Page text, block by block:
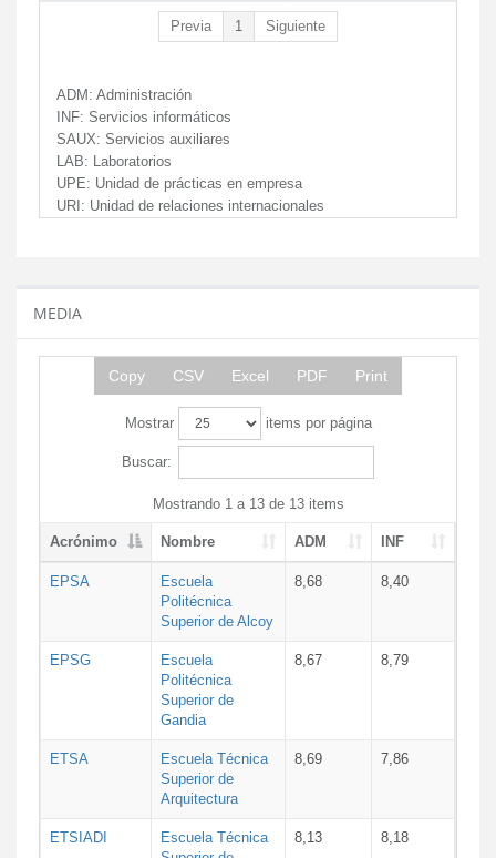
Previa 1 Siguiente
ADM: Administración
INF: Servicios informáticos
SAUX: Servicios auxiliares
LAB: Laboratorios
UPE: Unidad de prácticas en empresa
URI: Unidad de relaciones internacionales
MEDIA
Copy CSV Excel PDF Print
Mostrar items por página
Buscar:
Mostrando 1 a 13 de 13 items
Acrónimo Nombre ADM INF
EPSA
Escuela
Politécnica
Superior de Alcoy
8,68 8,40
EPSG
Escuela
Politécnica
Superior de
Gandia
8,67 8,79
ETSA
Escuela Técnica
Superior de
Arquitectura
8,69 7,86
ETSIADI
Escuela Técnica
8,13 8,18